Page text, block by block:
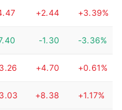
+2.44 +3.39%
-1.30 -3.36%
+4.70 +0.61%
+8.38 +1.17%